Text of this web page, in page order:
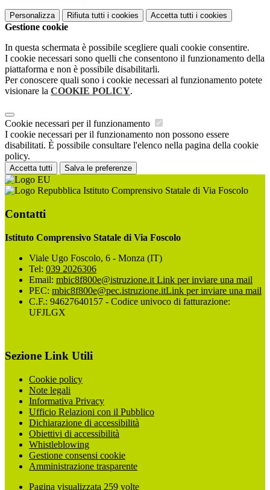
Personalizza Rifiuta tutti i cookies Accetta tutti i cookies
Gestione cookie
In questa schermata è possibile scegliere quali cookie consentire.
I cookie necessari sono quelli che consentono il funzionamento della
piattaforma e non è possibile disabilitarli.
Per conoscere quali sono i cookie necessari al funzionamento potete
visionare la COOKIE POLICY.
Cookie necessari per il funzionamento
I cookie necessari per il funzionamento non possono essere
disabilitati. È possibile consultare l'elenco nella pagina della cookie
policy.
Accetta tutti Salva le preferenze
Istituto Comprensivo Statale di Via Foscolo
Contatti
Istituto Comprensivo Statale di Via Foscolo
Viale Ugo Foscolo, 6 - Monza (IT)
Tel: 039 2026306
Email: mbic8f800e@istruzione.it Link per inviare una mail
PEC: mbic8f800e@pec.istruzione.itLink per inviare una mail
C.F.: 94627640157 - Codice univoco di fatturazione:
UFJLGX
Sezione Link Utili
Cookie policy
Note legali
Informativa Privacy
Ufficio Relazioni con il Pubblico
Dichiarazione di accessibilità
Obiettivi di accessibilità
Whistleblowing
Gestione consensi cookie
Amministrazione trasparente
Pagina visualizzata 259 volte